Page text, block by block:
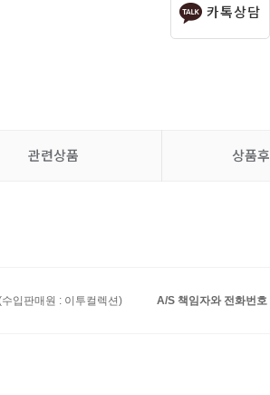
카톡상담
관련상품 상품
입판매원 : 이투컬렉션) A/S 책임자와 전화번호